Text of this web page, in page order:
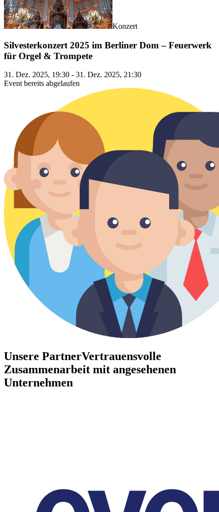
Konzert
Silvesterkonzert 2025 im Berliner Dom – Feuerwerk
für Orgel & Trompete
31. Dez. 2025, 19:30 - 31. Dez. 2025, 21:30
Event bereits abgelaufen
Unsere PartnerVertrauensvolle
Zusammenarbeit mit angesehenen
Unternehmen